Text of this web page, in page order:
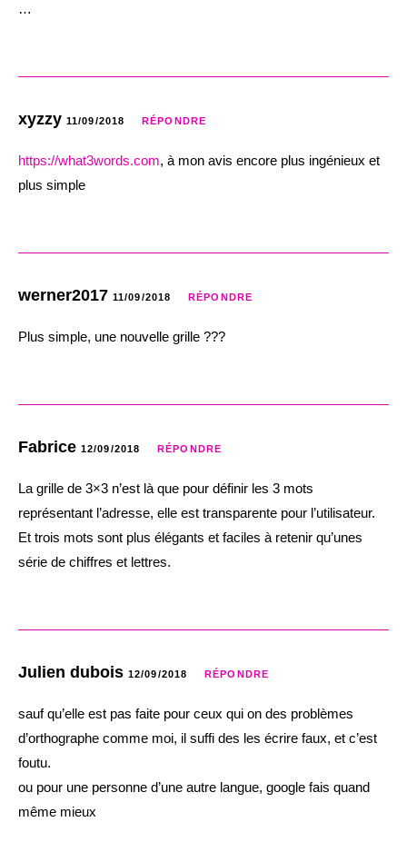
…
xyzzy 11/09/2018 RÉPONDRE
https://what3words.com, à mon avis encore plus ingénieux et
plus simple
werner2017 11/09/2018 RÉPONDRE
Plus simple, une nouvelle grille ???
Fabrice 12/09/2018 RÉPONDRE
La grille de 3×3 n’est là que pour définir les 3 mots
représentant l’adresse, elle est transparente pour l’utilisateur.
Et trois mots sont plus élégants et faciles à retenir qu’unes
série de chiffres et lettres.
Julien dubois 12/09/2018 RÉPONDRE
sauf qu’elle est pas faite pour ceux qui on des problèmes
d’orthographe comme moi, il suffi des les écrire faux, et c’est
foutu.
ou pour une personne d’une autre langue, google fais quand
même mieux